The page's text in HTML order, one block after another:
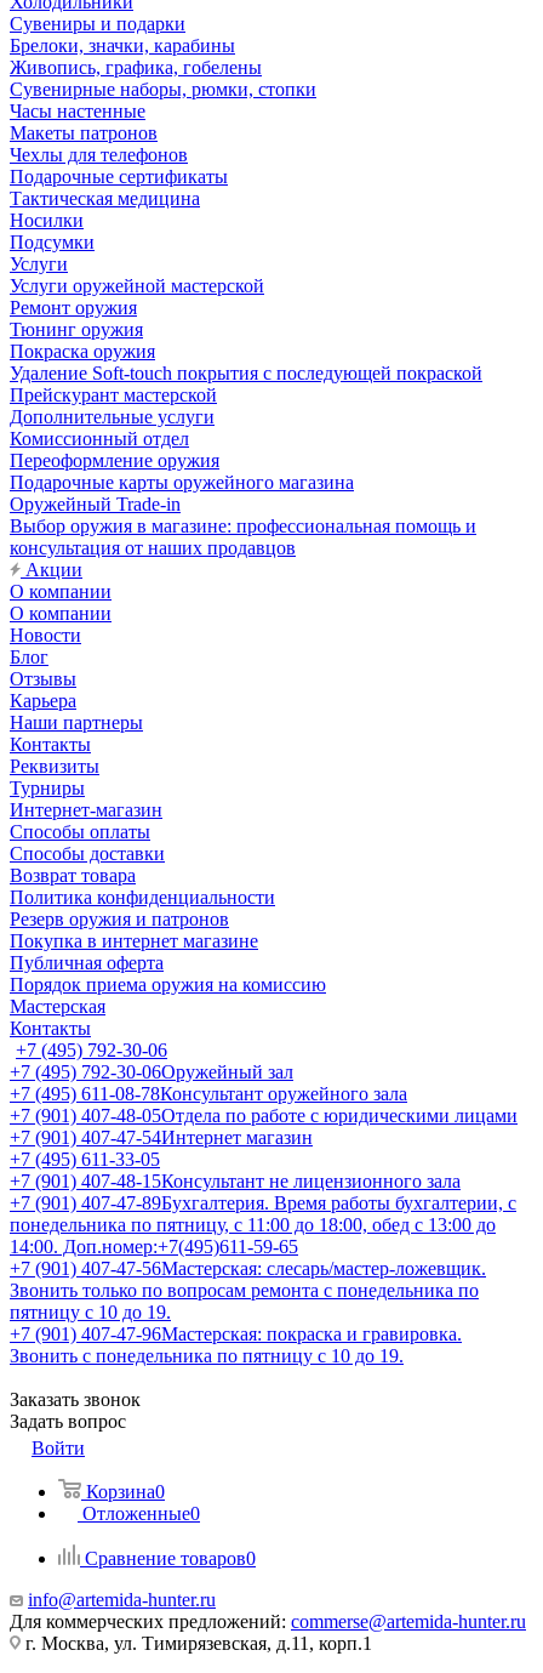
Сувениры и подарки
Брелоки, значки, карабины
Живопись, графика, гобелены
Сувенирные наборы, рюмки, стопки
Часы настенные
Макеты патронов
Чехлы для телефонов
Подарочные сертификаты
Тактическая медицина
Носилки
Подсумки
Услуги
Услуги оружейной мастерской
Ремонт оружия
Тюнинг оружия
Покраска оружия
Удаление Soft-touch покрытия с последующей покраской
Прейскурант мастерской
Дополнительные услуги
Комиссионный отдел
Переоформление оружия
Подарочные карты оружейного магазина
Оружейный Trade-in
Выбор оружия в магазине: профессиональная помощь и
консультация от наших продавцов
Акции
О компании
О компании
Новости
Блог
Отзывы
Карьера
Наши партнеры
Контакты
Реквизиты
Турниры
Интернет-магазин
Способы оплаты
Способы доставки
Возврат товара
Политика конфиденциальности
Резерв оружия и патронов
Покупка в интернет магазине
Публичная оферта
Порядок приема оружия на комиссию
Мастерская
Контакты
+7 (495) 792-30-06
+7 (495) 792-30-06Оружейный зал
+7 (495) 611-08-78Консультант оружейного зала
+7 (901) 407-48-05Отдела по работе с юридическими лицами
+7 (901) 407-47-54Интернет магазин
+7 (495) 611-33-05
+7 (901) 407-48-15Консультант не лицензионного зала
+7 (901) 407-47-89Бухгалтерия. Время работы бухгалтерии, с
понедельника по пятницу, с 11:00 до 18:00, обед с 13:00 до
14:00. Доп.номер:+7(495)611-59-65
+7 (901) 407-47-56Мастерская: слесарь/мастер-ложевщик.
Звонить только по вопросам ремонта с понедельника по
пятницу с 10 до 19.
+7 (901) 407-47-96Мастерская: покраска и гравировка.
Звонить с понедельника по пятницу с 10 до 19.
Заказать звонок
Задать вопрос
Войти
Корзина0
Отложенные0
Сравнение товаров0
info@artemida-hunter.ru
Для коммерческих предложений: commerse@artemida-hunter.ru
г. Москва, ул. Тимирязевская, д.11, корп.1